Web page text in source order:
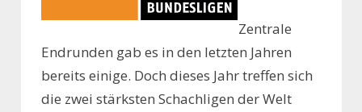
Zentrale
Endrunden gab es in den letzten Jahren
bereits einige. Doch dieses Jahr treffen sich
die zwei stärksten Schachligen der Welt